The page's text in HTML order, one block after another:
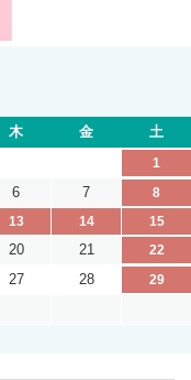
木 金 土
1
6 7
8
13 14
15
20 21
22
27 28
29